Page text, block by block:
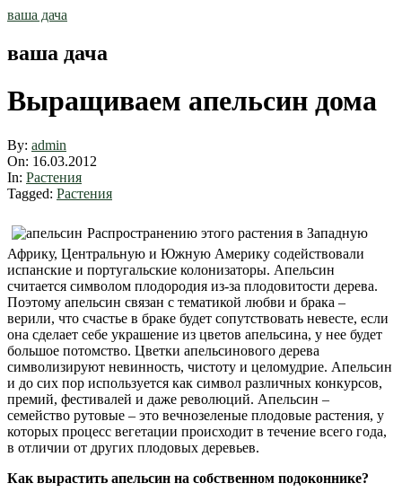
Skip
ваша дача
ваша дача
Выращиваем апельсин дома
By: admin
On: 16.03.2012
In: Растения
Tagged: Растения
Распространению этого растения в Западную
Африку, Центральную и Южную Америку содействовали
испанские и португальские колонизаторы. Апельсин
считается символом плодородия из-за плодовитости дерева.
Поэтому апельсин связан с тематикой любви и брака –
верили, что счастье в браке будет сопутствовать невесте, если
она сделает себе украшение из цветов апельсина, у нее будет
большое потомство. Цветки апельсинового дерева
символизируют невинность, чистоту и целомудрие. Апельсин
и до сих пор используется как символ различных конкурсов,
премий, фестивалей и даже революций. Апельсин –
семейство рутовые – это вечнозеленые плодовые растения, у
которых процесс вегетации происходит в течение всего года,
в отличии от других плодовых деревьев.
Как вырастить апельсин на собственном подоконнике?